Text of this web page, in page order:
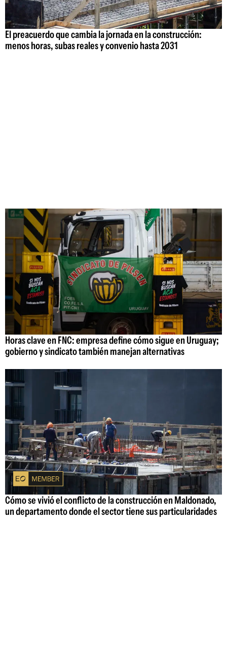
El preacuerdo que cambia la jornada en la construcción:
menos horas, subas reales y convenio hasta 2031
Horas clave en FNC: empresa define cómo sigue en Uruguay;
gobierno y sindicato también manejan alternativas
Cómo se vivió el conflicto de la construcción en Maldonado,
un departamento donde el sector tiene sus particularidades